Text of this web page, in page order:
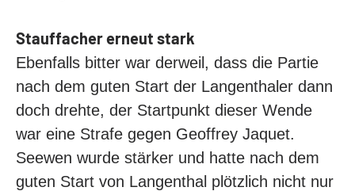
Stauffacher erneut stark
Ebenfalls bitter war derweil, dass die Partie
nach dem guten Start der Langenthaler dann
doch drehte, der Startpunkt dieser Wende
war eine Strafe gegen Geoffrey Jaquet.
Seewen wurde stärker und hatte nach dem
guten Start von Langenthal plötzlich nicht nur